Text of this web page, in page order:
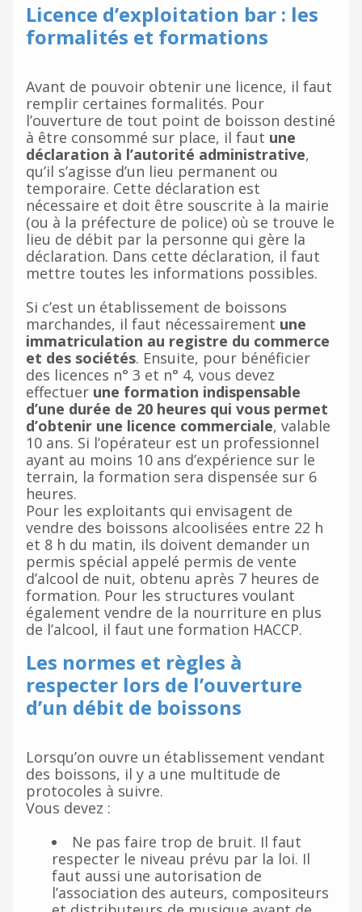
Licence d’exploitation bar : les
formalités et formations
Avant de pouvoir obtenir une licence, il faut
remplir certaines formalités. Pour
l’ouverture de tout point de boisson destiné
à être consommé sur place, il faut une
déclaration à l’autorité administrative,
qu’il s’agisse d’un lieu permanent ou
temporaire. Cette déclaration est
nécessaire et doit être souscrite à la mairie
(ou à la préfecture de police) où se trouve le
lieu de débit par la personne qui gère la
déclaration. Dans cette déclaration, il faut
mettre toutes les informations possibles.
Si c’est un établissement de boissons
marchandes, il faut nécessairement une
immatriculation au registre du commerce
et des sociétés. Ensuite, pour bénéficier
des licences n° 3 et n° 4, vous devez
effectuer une formation indispensable
d’une durée de 20 heures qui vous permet
d’obtenir une licence commerciale, valable
10 ans. Si l’opérateur est un professionnel
ayant au moins 10 ans d’expérience sur le
terrain, la formation sera dispensée sur 6
heures.
Pour les exploitants qui envisagent de
vendre des boissons alcoolisées entre 22 h
et 8 h du matin, ils doivent demander un
permis spécial appelé permis de vente
d’alcool de nuit, obtenu après 7 heures de
formation. Pour les structures voulant
également vendre de la nourriture en plus
de l’alcool, il faut une formation HACCP.
Les normes et règles à
respecter lors de l’ouverture
d’un débit de boissons
Lorsqu’on ouvre un établissement vendant
des boissons, il y a une multitude de
protocoles à suivre.
Vous devez :
Ne pas faire trop de bruit. Il faut
respecter le niveau prévu par la loi. Il
faut aussi une autorisation de
l’association des auteurs, compositeurs